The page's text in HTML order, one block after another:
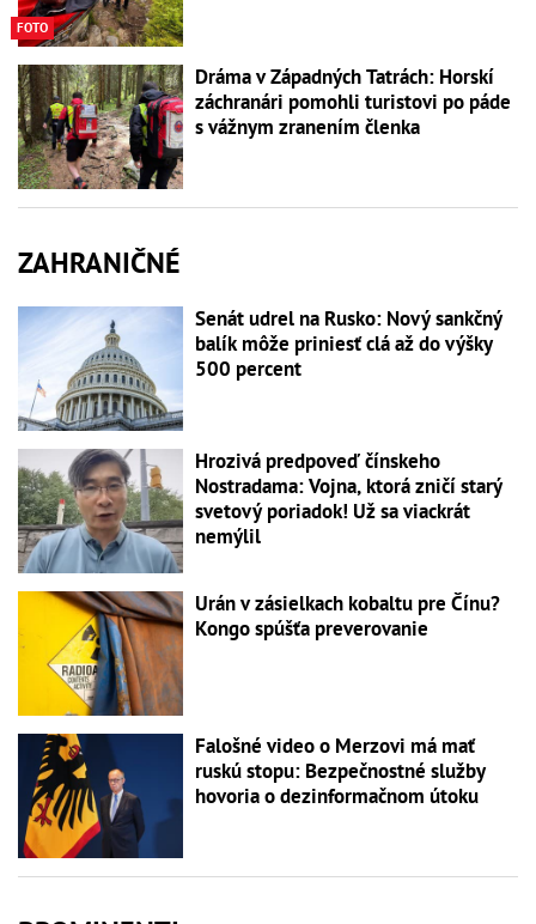
FOTO
Dráma v Západných Tatrách: Horskí
záchranári pomohli turistovi po páde
s vážnym zranením členka
ZAHRANIČNÉ
Senát udrel na Rusko: Nový sankčný
balík môže priniesť clá až do výšky
500 percent
Hrozivá predpoveď čínskeho
Nostradama: Vojna, ktorá zničí starý
svetový poriadok! Už sa viackrát
nemýlil
Urán v zásielkach kobaltu pre Čínu?
Kongo spúšťa preverovanie
Falošné video o Merzovi má mať
ruskú stopu: Bezpečnostné služby
hovoria o dezinformačnom útoku